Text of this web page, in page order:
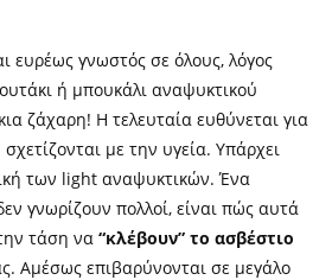
ευρέως γνωστός σε όλους, λόγος
ή μπουκάλι αναψυκτικού
ζάχαρη! Η τελευταία ευθύνεται για
με την υγεία. Υπάρχει
των light αναψυκτικών. Ένα
γνωρίζουν πολλοί, είναι πώς αυτά
τάση να “κλέβουν” το ασβέστιο
Αμέσως επιβαρύνονται σε μεγάλο